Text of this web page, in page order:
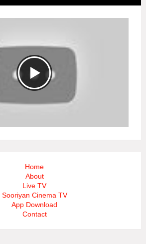
Home
About
Live TV
Sooriyan Cinema TV
App Download
Contact